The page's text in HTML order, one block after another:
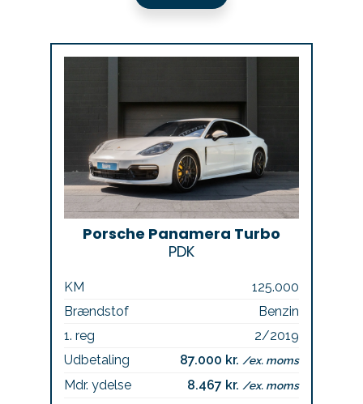
Porsche Panamera Turbo
PDK
KM
125.000
Brændstof
Benzin
1. reg
2/2019
Udbetaling
87.000 kr./ex. moms
Mdr. ydelse 8.467 kr./ex. moms